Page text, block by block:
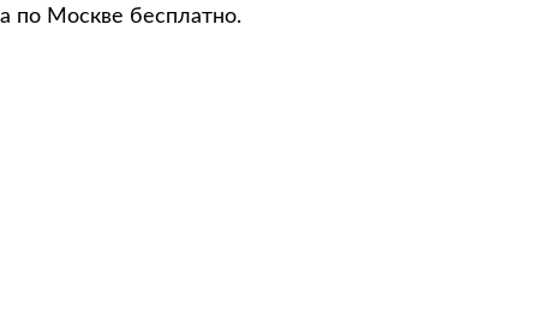
по Москве бесплатно.